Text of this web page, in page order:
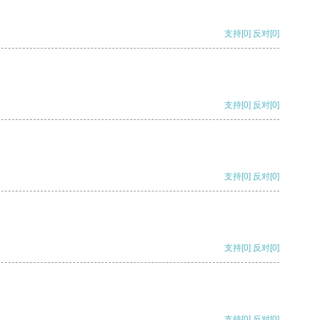
支持[0] 反对[0]
支持[0] 反对[0]
支持[0] 反对[0]
支持[0] 反对[0]